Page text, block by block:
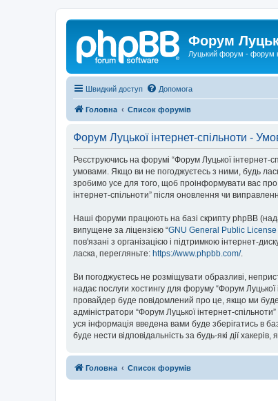
Форум
Луцький форум - форум
Швидкий доступ Допомога
Головна Список форумів
Форум Луцької інтернет-спільноти -
Реєструючись на форумі “Форум Луцької інтернет-
умовами. Якщо ви не погоджуєтесь з ними, будь
зробимо усе для того, щоб проінформувати вас
інтернет-спільноти” після оновлення чи
Наші форуми працюють на базі скрипту phpBB
випущене за ліцензією “GNU General Public License
пов'язані з організацією і підтримкою інтернет-
ласка, перегляньте: https://www.phpbb.com/.
Ви погоджуєтесь не розміщувати образливі,
надає послуги хостингу для форуму “Форум Луцької
провайдер буде повідомлений про це, якщо ми
адміністратори “Форум Луцької інтернет-
уся інформація введена вами буде зберігатись в
буде нести відповідальність за будь-які дії
Головна Список форумів